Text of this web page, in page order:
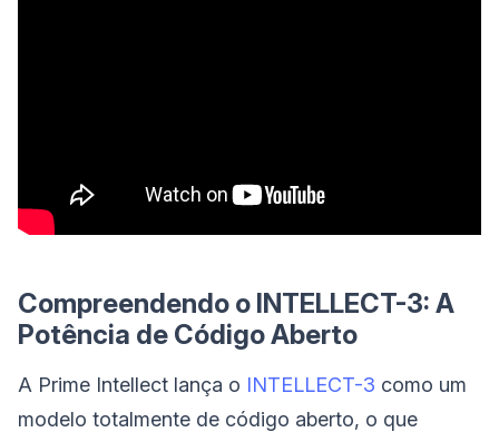
Compreendendo o INTELLECT-3: A
Potência de Código Aberto
A Prime Intellect lança o INTELLECT-3 como um
modelo totalmente de código aberto, o que